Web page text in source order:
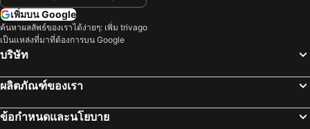
Shiroishi Station
Hirosaki Park
Hakodate's morning market
Asabu Station
Goryokaku Park
Goryokaku
เพิ่มบน Google
ค้นหาผลลัพธ์ของเราได้ง่ายๆ: เพิ่ม trivago
เป็นแหล่งที่มาที่ต้องการบน Google
บริษัท
ผลิตภัณฑ์ของเรา
ข้อกำหนดและนโยบาย